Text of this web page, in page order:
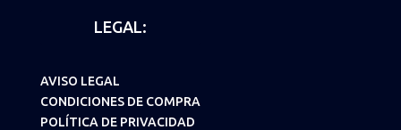
LEGAL:
AVISO LEGAL
CONDICIONES DE COMPRA
POLÍTICA DE PRIVACIDAD